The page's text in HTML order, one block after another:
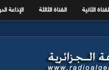
الثانية القناة الثالثة الإذاعة